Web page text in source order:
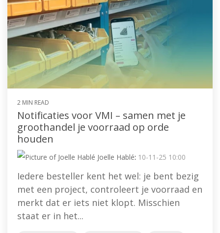
2 MIN READ
Notificaties voor VMI – samen met je
groothandel je voorraad op orde
houden
Joelle Hablé: 10-11-25 10:00
Iedere besteller kent het wel: je bent bezig
met een project, controleert je voorraad en
merkt dat er iets niet klopt. Misschien
staat er in het...